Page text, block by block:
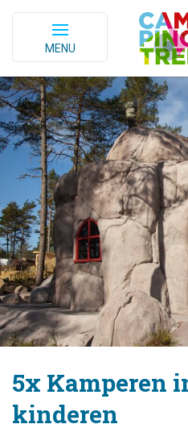
MENU
5x Kamperen
kinderen